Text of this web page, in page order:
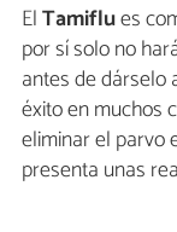
ElTamiflues
por sí solo no
antes de dárselo
éxito en muchos
eliminar el parvo
presenta unas